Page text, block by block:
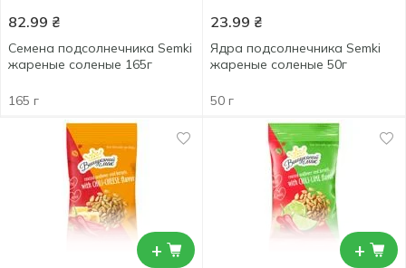
82.99 ₴
Семена подсолнечника Semki
жареные соленые 165г
165 г
23.99 ₴
Ядра подсолнечника Semki
жареные соленые 50г
50 г
+ +